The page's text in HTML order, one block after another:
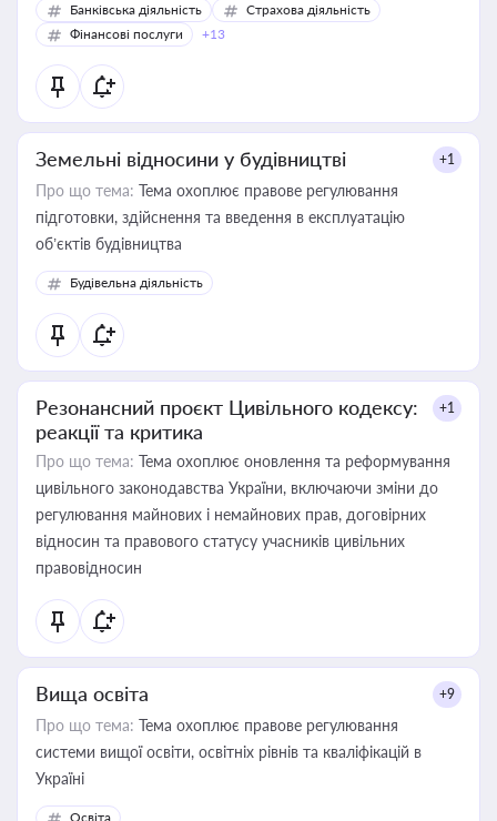
Банківська діяльність
Страхова діяльність
Фінансові послуги
+13
Земельні відносини у будівництві +1
Про що тема: Тема охоплює правове регулювання
підготовки, здійснення та введення в експлуатацію
об’єктів будівництва
Будівельна діяльність
Резонансний проєкт Цивільного кодексу:
реакції та критика
+1
Про що тема: Тема охоплює оновлення та реформування
цивільного законодавства України, включаючи зміни до
регулювання майнових і немайнових прав, договірних
відносин та правового статусу учасників цивільних
правовідносин
Вища освіта +9
Про що тема: Тема охоплює правове регулювання
системи вищої освіти, освітніх рівнів та кваліфікацій в
Україні
Освіта